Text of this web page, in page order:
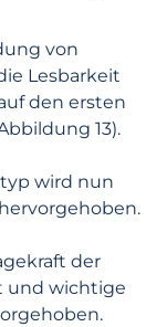
von
Lesbarkeit
den ersten
13).
wird nun
der
und wichtige